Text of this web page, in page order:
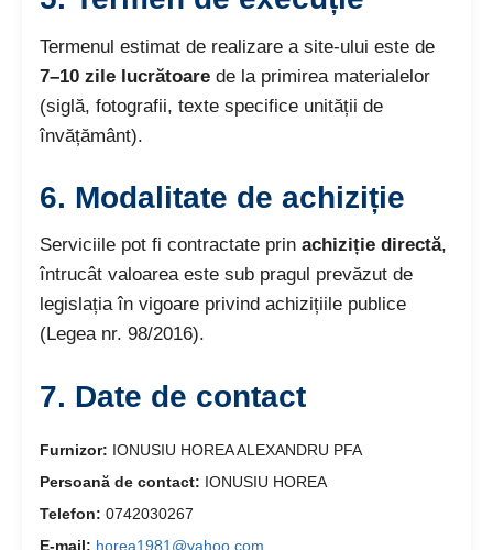
Termenul estimat de realizare a site-ului este de
7–10 zile lucrătoare de la primirea materialelor
(siglă, fotografii, texte specifice unității de
învățământ).
6. Modalitate de achiziție
Serviciile pot fi contractate prin achiziție directă,
întrucât valoarea este sub pragul prevăzut de
legislația în vigoare privind achizițiile publice
(Legea nr. 98/2016).
7. Date de contact
Furnizor: IONUSIU HOREA ALEXANDRU PFA
Persoană de contact: IONUSIU HOREA
Telefon: 0742030267
E-mail: horea1981@yahoo.com